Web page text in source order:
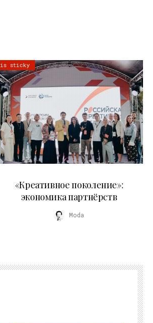
is sticky
«Креативное поколение»:
экономика партнёрств
Moda